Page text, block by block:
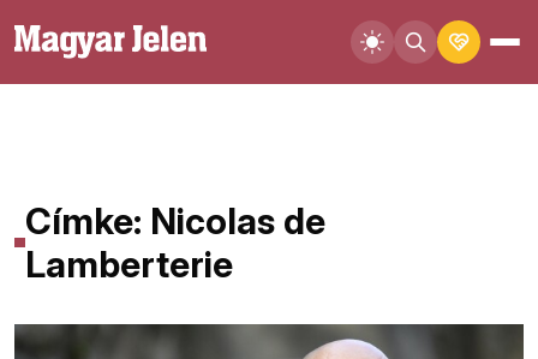
Címke: Nicolas de
Lamberterie